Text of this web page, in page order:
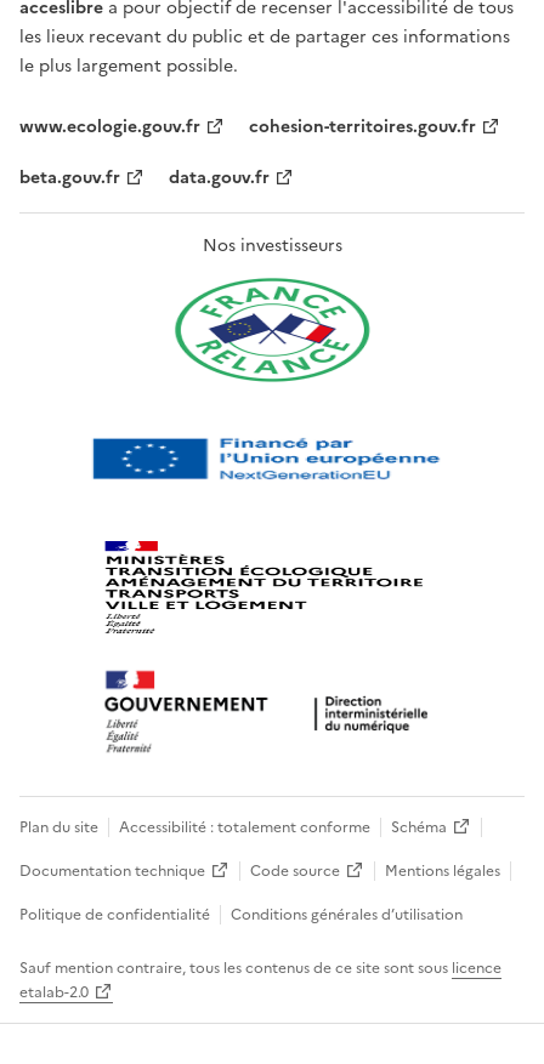
acceslibre a pour objectif de recenser l'accessibilité de tous
les lieux recevant du public et de partager ces informations
le plus largement possible.
www.ecologie.gouv.fr
cohesion-territoires.gouv.fr
beta.gouv.fr
data.gouv.fr
Nos investisseurs
Plan du site Accessibilité : totalement conforme
Schéma
Documentation technique
Code source
Mentions légales
Politique de confidentialité
Conditions générales d’utilisation
Sauf mention contraire, tous les contenus de ce site sont sous licence
etalab-2.0